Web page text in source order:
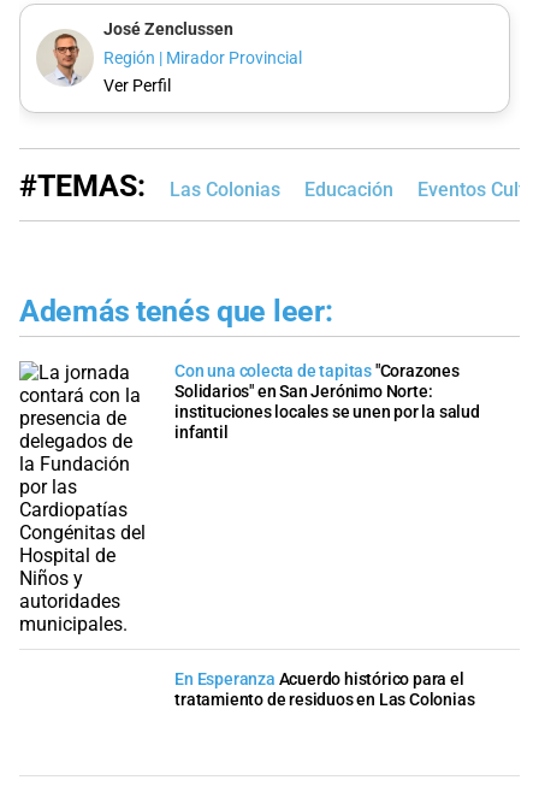
José Zenclussen
Región | Mirador Provincial
Ver Perfil
#TEMAS: Las Colonias Educación Eventos
Además tenés que leer:
Con una colecta de tapitas"Corazones
Solidarios" en San Jerónimo Norte:
instituciones locales se unen por la salud
infantil
En Esperanza Acuerdo histórico para el
tratamiento de residuos en Las Colonias